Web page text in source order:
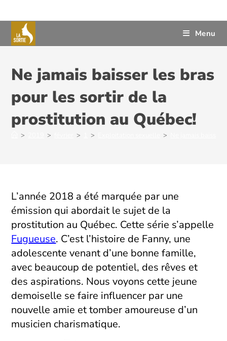
Menu
Ne jamais baisser les bras
pour les sortir de la
prostitution au Québec!
> > > > >
L’année 2018 a été marquée par une
émission qui abordait le sujet de la
prostitution au Québec. Cette série s’appelle
Fugueuse. C’est l’histoire de Fanny, une
adolescente venant d’une bonne famille,
avec beaucoup de potentiel, des rêves et
des aspirations. Nous voyons cette jeune
demoiselle se faire influencer par une
nouvelle amie et tomber amoureuse d’un
musicien charismatique.